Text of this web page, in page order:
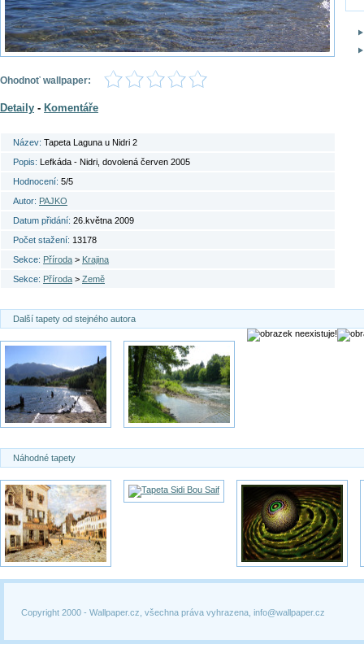
Ohodnoť wallpaper:
Detaily - Komentáře
Název: Tapeta Laguna u Nidri 2
Popis: Lefkáda - Nidri, dovolená červen 2005
Hodnocení: 5/5
Autor: PAJKO
Datum přidání: 26.května 2009
Počet stažení: 13178
Sekce: Příroda > Krajina
Sekce: Příroda > Země
Další tapety od stejného autora
Náhodné tapety
Copyright 2000 - Wallpaper.cz, všechna práva vyhrazena, info@wallpaper.cz